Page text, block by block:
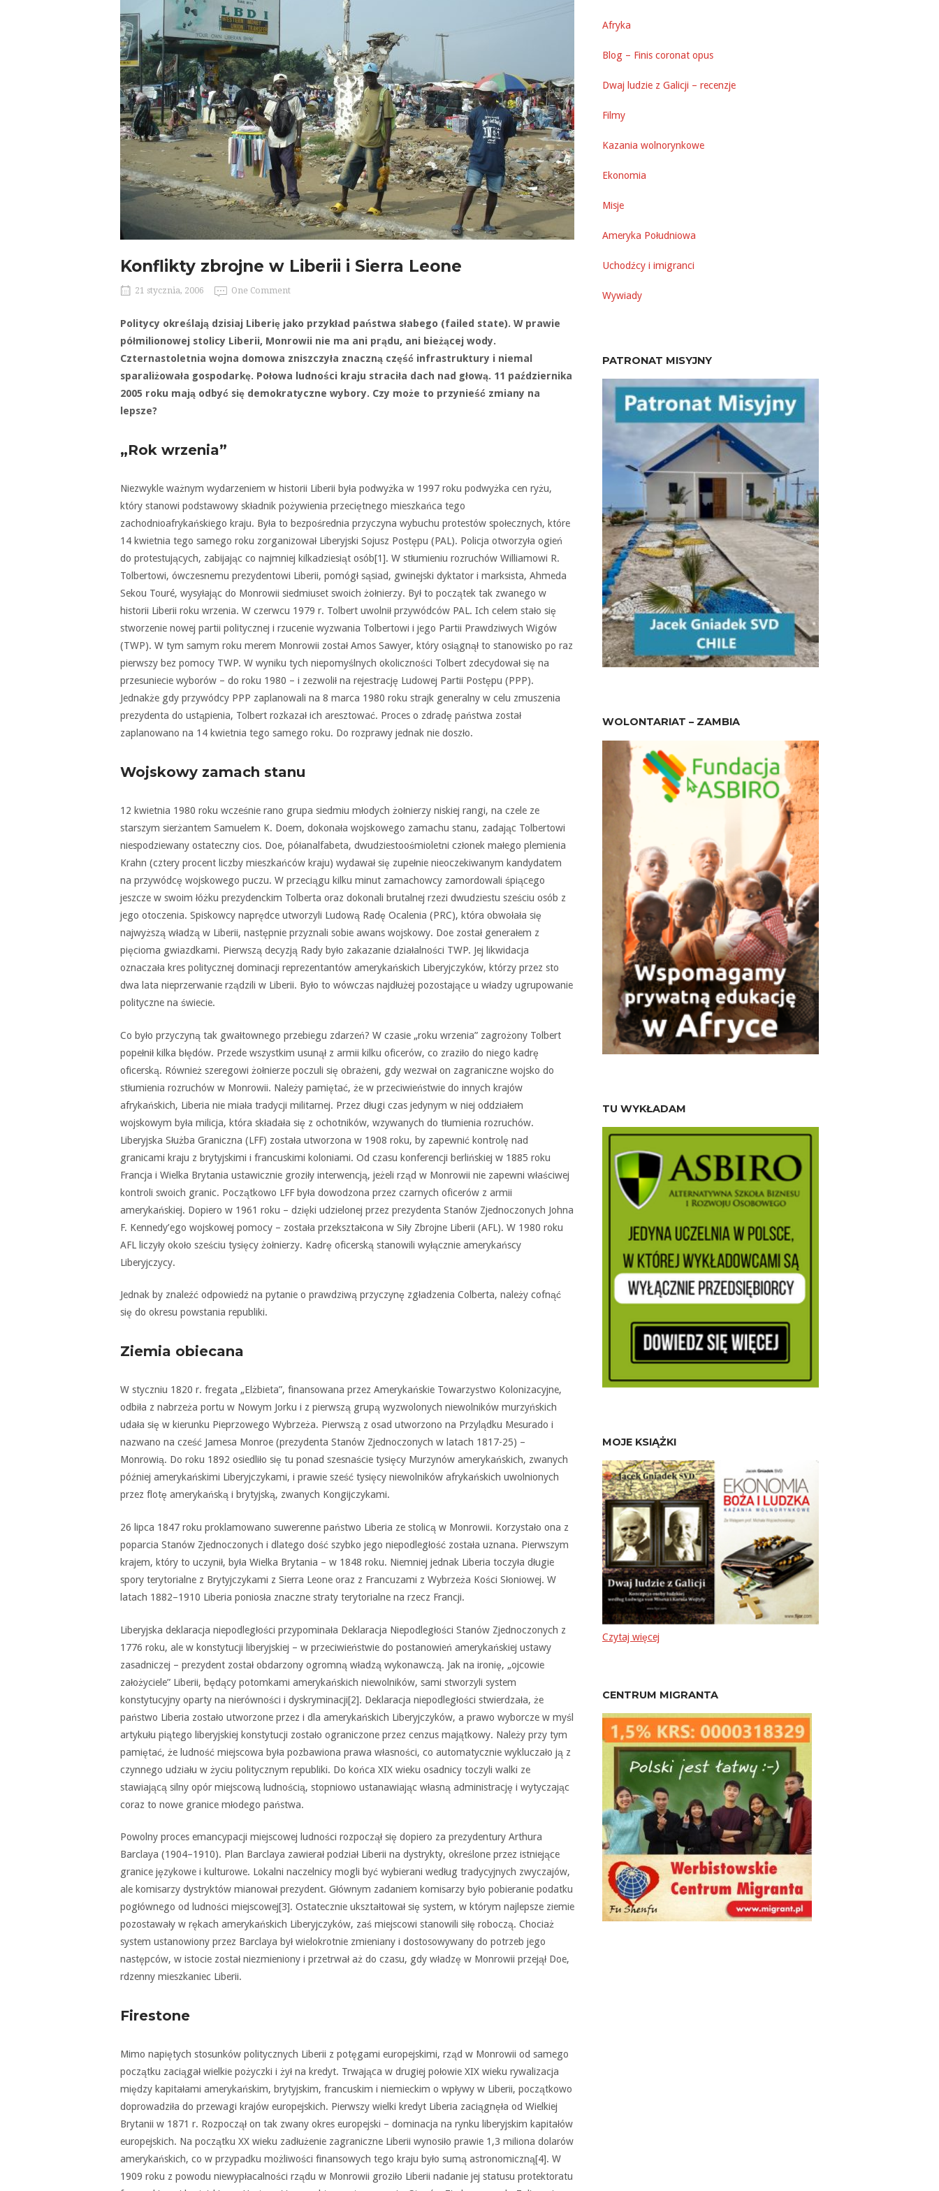
Konflikty zbrojne w Liberii i Sierra Leone
21 stycznia, 2006 One Comment
Politycy określają dzisiaj Liberię jako przykład państwa słabego (failed state). W prawie
półmilionowej stolicy Liberii, Monrowii nie ma ani prądu, ani bieżącej wody.
Czternastoletnia wojna domowa zniszczyła znaczną część infrastruktury i niemal
sparaliżowała gospodarkę. Połowa ludności kraju straciła dach nad głową. 11 października
2005 roku mają odbyć się demokratyczne wybory. Czy może to przynieść zmiany na
lepsze?
„Rok wrzenia”
Niezwykle ważnym wydarzeniem w historii Liberii była podwyżka w 1997 roku podwyżka cen ryżu,
który stanowi podstawowy składnik pożywienia przeciętnego mieszkańca tego
zachodnioafrykańskiego kraju. Była to bezpośrednia przyczyna wybuchu protestów społecznych, które
14 kwietnia tego samego roku zorganizował Liberyjski Sojusz Postępu (PAL). Policja otworzyła ogień
do protestujących, zabijając co najmniej kilkadziesiąt osób[1]. W stłumieniu rozruchów Williamowi R.
Tolbertowi, ówczesnemu prezydentowi Liberii, pomógł sąsiad, gwinejski dyktator i marksista, Ahmeda
Sekou Touré, wysyłając do Monrowii siedmiuset swoich żołnierzy. Był to początek tak zwanego w
historii Liberii roku wrzenia. W czerwcu 1979 r. Tolbert uwolnił przywódców PAL. Ich celem stało się
stworzenie nowej partii politycznej i rzucenie wyzwania Tolbertowi i jego Partii Prawdziwych Wigów
(TWP). W tym samym roku merem Monrowii został Amos Sawyer, który osiągnął to stanowisko po raz
pierwszy bez pomocy TWP. W wyniku tych niepomyślnych okoliczności Tolbert zdecydował się na
przesuniecie wyborów – do roku 1980 – i zezwolił na rejestrację Ludowej Partii Postępu (PPP).
Jednakże gdy przywódcy PPP zaplanowali na 8 marca 1980 roku strajk generalny w celu zmuszenia
prezydenta do ustąpienia, Tolbert rozkazał ich aresztować. Proces o zdradę państwa został
zaplanowano na 14 kwietnia tego samego roku. Do rozprawy jednak nie doszło.
Wojskowy zamach stanu
12 kwietnia 1980 roku wcześnie rano grupa siedmiu młodych żołnierzy niskiej rangi, na czele ze
starszym sierżantem Samuelem K. Doem, dokonała wojskowego zamachu stanu, zadając Tolbertowi
niespodziewany ostateczny cios. Doe, półanalfabeta, dwudziestoośmioletni członek małego plemienia
Krahn (cztery procent liczby mieszkańców kraju) wydawał się zupełnie nieoczekiwanym kandydatem
na przywódcę wojskowego puczu. W przeciągu kilku minut zamachowcy zamordowali śpiącego
jeszcze w swoim łóżku prezydenckim Tolberta oraz dokonali brutalnej rzezi dwudziestu sześciu osób z
jego otoczenia. Spiskowcy naprędce utworzyli Ludową Radę Ocalenia (PRC), która obwołała się
najwyższą władzą w Liberii, następnie przyznali sobie awans wojskowy. Doe został generałem z
pięcioma gwiazdkami. Pierwszą decyzją Rady było zakazanie działalności TWP. Jej likwidacja
oznaczała kres politycznej dominacji reprezentantów amerykańskich Liberyjczyków, którzy przez sto
dwa lata nieprzerwanie rządzili w Liberii. Było to wówczas najdłużej pozostające u władzy ugrupowanie
polityczne na świecie.
Co było przyczyną tak gwałtownego przebiegu zdarzeń? W czasie „roku wrzenia” zagrożony Tolbert
popełnił kilka błędów. Przede wszystkim usunął z armii kilku oficerów, co zraziło do niego kadrę
oficerską. Również szeregowi żołnierze poczuli się obrażeni, gdy wezwał on zagraniczne wojsko do
stłumienia rozruchów w Monrowii. Należy pamiętać, że w przeciwieństwie do innych krajów
afrykańskich, Liberia nie miała tradycji militarnej. Przez długi czas jedynym w niej oddziałem
wojskowym była milicja, która składała się z ochotników, wzywanych do tłumienia rozruchów.
Liberyjska Służba Graniczna (LFF) została utworzona w 1908 roku, by zapewnić kontrolę nad
granicami kraju z brytyjskimi i francuskimi koloniami. Od czasu konferencji berlińskiej w 1885 roku
Francja i Wielka Brytania ustawicznie groziły interwencją, jeżeli rząd w Monrowii nie zapewni właściwej
kontroli swoich granic. Początkowo LFF była dowodzona przez czarnych oficerów z armii
amerykańskiej. Dopiero w 1961 roku – dzięki udzielonej przez prezydenta Stanów Zjednoczonych Johna
F. Kennedy’ego wojskowej pomocy – została przekształcona w Siły Zbrojne Liberii (AFL). W 1980 roku
AFL liczyły około sześciu tysięcy żołnierzy. Kadrę oficerską stanowili wyłącznie amerykańscy
Liberyjczycy.
Jednak by znaleźć odpowiedź na pytanie o prawdziwą przyczynę zgładzenia Colberta, należy cofnąć
się do okresu powstania republiki.
Ziemia obiecana
W styczniu 1820 r. fregata „Elżbieta”, finansowana przez Amerykańskie Towarzystwo Kolonizacyjne,
odbiła z nabrzeża portu w Nowym Jorku i z pierwszą grupą wyzwolonych niewolników murzyńskich
udała się w kierunku Pieprzowego Wybrzeża. Pierwszą z osad utworzono na Przylądku Mesurado i
nazwano na cześć Jamesa Monroe (prezydenta Stanów Zjednoczonych w latach 1817-25) –
Monrowią. Do roku 1892 osiedliło się tu ponad szesnaście tysięcy Murzynów amerykańskich, zwanych
później amerykańskimi Liberyjczykami, i prawie sześć tysięcy niewolników afrykańskich uwolnionych
przez flotę amerykańską i brytyjską, zwanych Kongijczykami.
26 lipca 1847 roku proklamowano suwerenne państwo Liberia ze stolicą w Monrowii. Korzystało ona z
poparcia Stanów Zjednoczonych i dlatego dość szybko jego niepodległość została uznana. Pierwszym
krajem, który to uczynił, była Wielka Brytania – w 1848 roku. Niemniej jednak Liberia toczyła długie
spory terytorialne z Brytyjczykami z Sierra Leone oraz z Francuzami z Wybrzeża Kości Słoniowej. W
latach 1882–1910 Liberia poniosła znaczne straty terytorialne na rzecz Francji.
Liberyjska deklaracja niepodległości przypominała Deklaracja Niepodległości Stanów Zjednoczonych z
1776 roku, ale w konstytucji liberyjskiej – w przeciwieństwie do postanowień amerykańskiej ustawy
zasadniczej – prezydent został obdarzony ogromną władzą wykonawczą. Jak na ironię, „ojcowie
założyciele” Liberii, będący potomkami amerykańskich niewolników, sami stworzyli system
konstytucyjny oparty na nierówności i dyskryminacji[2]. Deklaracja niepodległości stwierdzała, że
państwo Liberia zostało utworzone przez i dla amerykańskich Liberyjczyków, a prawo wyborcze w myśl
artykułu piątego liberyjskiej konstytucji zostało ograniczone przez cenzus majątkowy. Należy przy tym
pamiętać, że ludność miejscowa była pozbawiona prawa własności, co automatycznie wykluczało ją z
czynnego udziału w życiu politycznym republiki. Do końca XIX wieku osadnicy toczyli walki ze
stawiającą silny opór miejscową ludnością, stopniowo ustanawiając własną administrację i wytyczając
coraz to nowe granice młodego państwa.
Powolny proces emancypacji miejscowej ludności rozpoczął się dopiero za prezydentury Arthura
Barclaya (1904–1910). Plan Barclaya zawierał podział Liberii na dystrykty, określone przez istniejące
granice językowe i kulturowe. Lokalni naczelnicy mogli być wybierani według tradycyjnych zwyczajów,
ale komisarzy dystryktów mianował prezydent. Głównym zadaniem komisarzy było pobieranie podatku
pogłównego od ludności miejscowej[3]. Ostatecznie ukształtował się system, w którym najlepsze ziemie
pozostawały w rękach amerykańskich Liberyjczyków, zaś miejscowi stanowili siłę roboczą. Chociaż
system ustanowiony przez Barclaya był wielokrotnie zmieniany i dostosowywany do potrzeb jego
następców, w istocie został niezmieniony i przetrwał aż do czasu, gdy władzę w Monrowii przejął Doe,
rdzenny mieszkaniec Liberii.
Firestone
Mimo napiętych stosunków politycznych Liberii z potęgami europejskimi, rząd w Monrowii od samego
początku zaciągał wielkie pożyczki i żył na kredyt. Trwająca w drugiej połowie XIX wieku rywalizacja
między kapitałami amerykańskim, brytyjskim, francuskim i niemieckim o wpływy w Liberii, początkowo
doprowadziła do przewagi krajów europejskich. Pierwszy wielki kredyt Liberia zaciągnęła od Wielkiej
Brytanii w 1871 r. Rozpoczął on tak zwany okres europejski – dominacja na rynku liberyjskim kapitałów
europejskich. Na początku XX wieku zadłużenie zagraniczne Liberii wynosiło prawie 1,3 miliona dolarów
amerykańskich, co w przypadku możliwości finansowych tego kraju było sumą astronomiczną[4]. W
1909 roku z powodu niewypłacalności rządu w Monrowii groziło Liberii nadanie jej statusu protektoratu
Afryka
Blog – Finis coronat opus
Dwaj ludzie z Galicji – recenzje
Filmy
Kazania wolnorynkowe
Ekonomia
Misje
Ameryka Południowa
Uchodźcy i imigranci
Wywiady
PATRONAT MISYJNY
WOLONTARIAT – ZAMBIA
TU WYKŁADAM
MOJE KSIĄŻKI
Czytaj więcej
CENTRUM MIGRANTA